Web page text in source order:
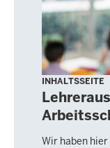
Treffer.
INHALTSSEITE
Wir haben